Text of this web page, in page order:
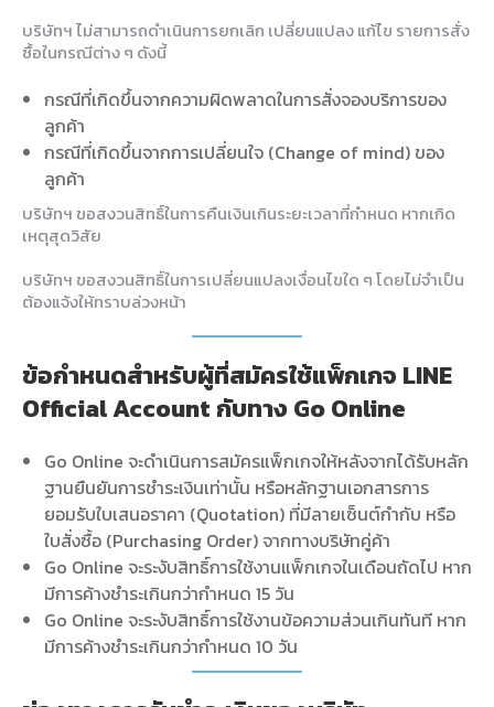
บริษัทฯ ไม่สามารถดำเนินการยกเลิก เปลี่ยนแปลง แก้ไข รายการสั่ง
ซื้อในกรณีต่าง ๆ ดังนี้
กรณีที่เกิดขึ้นจากความผิดพลาดในการสั่งจองบริการของ
ลูกค้า
กรณีที่เกิดขึ้นจากการเปลี่ยนใจ (Change of mind) ของ
ลูกค้า
บริษัทฯ ขอสงวนสิทธิ์ในการคืนเงินเกินระยะเวลาที่กำหนด หากเกิด
เหตุสุดวิสัย
บริษัทฯ ขอสงวนสิทธิ์ในการเปลี่ยนแปลงเงื่อนไขใด ๆ โดยไม่จำเป็น
ต้องแจ้งให้ทราบล่วงหน้า
ข้อกำหนดสำหรับผู้ที่สมัครใช้แพ็กเกจ LINE
Official Account กับทาง Go Online
Go Online จะดำเนินการสมัครแพ็กเกจให้หลังจากได้รับหลัก
ฐานยืนยันการชำระเงินเท่านั้น หรือหลักฐานเอกสารการ
ยอมรับใบเสนอราคา (Quotation) ที่มีลายเซ็นต์กำกับ หรือ
ใบสั่งซื้อ (Purchasing Order) จากทางบริษัทคู่ค้า
Go Online จะระงับสิทธิ์การใช้งานแพ็กเกจในเดือนถัดไป หาก
มีการค้างชำระเกินกว่ากำหนด 15 วัน
Go Online จะระงับสิทธิ์การใช้งานข้อความส่วนเกินทันที หาก
มีการค้างชำระเกินกว่ากำหนด 10 วัน